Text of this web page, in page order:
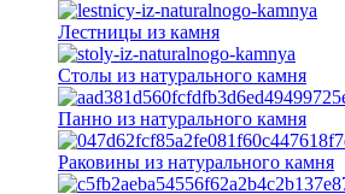
Лестницы из камня
Столы из натурального камня
Панно из натурального камня
Раковины из натурального камня